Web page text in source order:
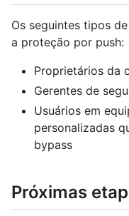
Os seguintes tipos
a proteção por push:
Proprietários da
Gerentes de
Usuários em
personalizadas
bypass
Próximas